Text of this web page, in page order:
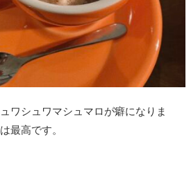
ワシュワマシュマロが癖になりま
最高です。